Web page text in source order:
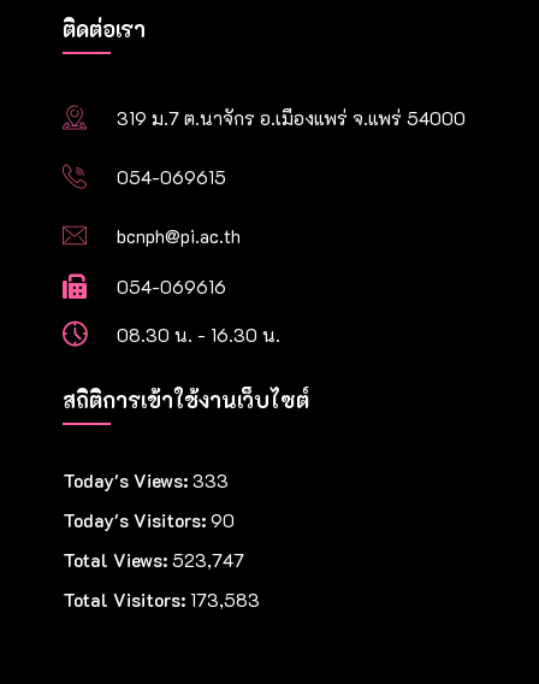
ติดต่อเรา
319 ม.7 ต.นาจักร อ.เมืองแพร่ จ.แพร่ 54000
054-069615
bcnph@pi.ac.th
054-069616
08.30 น. - 16.30 น.
สถิติการเข้าใช้งานเว็บไซต์
Today's Views: 333
Today's Visitors: 90
Total Views: 523,747
Total Visitors: 173,583